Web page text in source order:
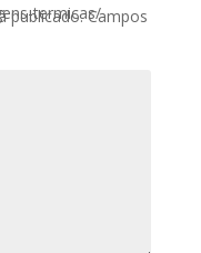
termicas/
publicado. Campos